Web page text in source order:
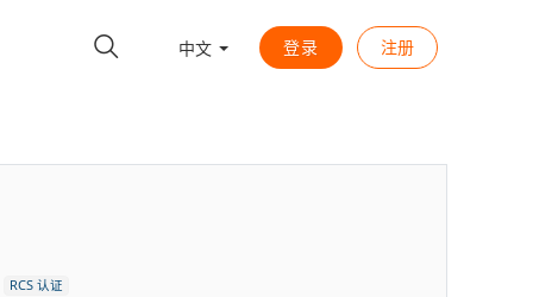
中文 登录 注册
RCS 认证